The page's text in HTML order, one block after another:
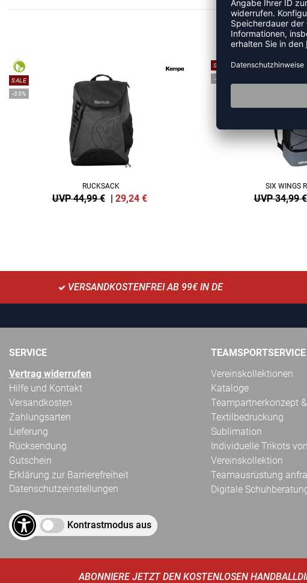
MEHR
SALE
-35%
RUCKSACK
UVP 44,99 € | 29,24 €
SALE
-40%
SIX WINGS
UVP 34,99 €
VERSANDKOSTENFREI AB 99€ IN DE
SERVICE
Vertrag widerrufen
Hilfe und Kontakt
Versandkosten
Zahlungsarten
Lieferung
Rücksendung
Gutschein
Erklärung zur Barrierefreiheit
Datenschutzeinstellungen
Kontrastmodus aus
TEAMSPORTSERVICE
Vereinskollektionen
Kataloge
Teampartnerkonzept
Textilbedruckung
Sublimation
Individuelle Trikots
Vereinskollektion
Teamausrüstung
Digitale
ABONNIERE JETZT DEN KOSTENLOSEN